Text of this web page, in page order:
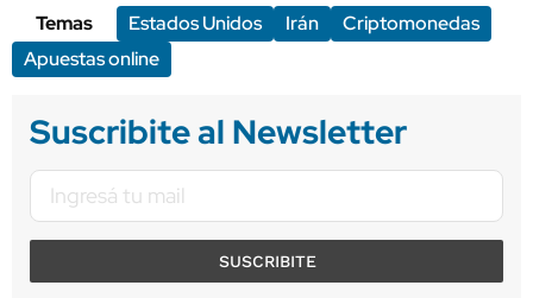
Temas
Estados Unidos Irán
Criptomonedas
Apuestas online
Suscribite al Newsletter
SUSCRIBITE